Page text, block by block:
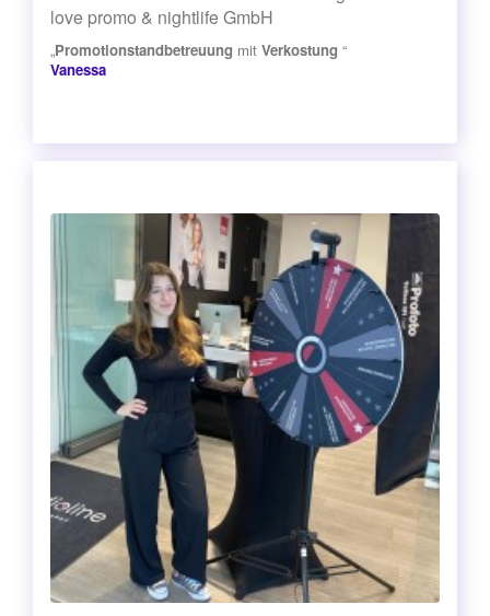
love promo & nightlife GmbH
„Promotionstandbetreuung mit Verkostung “
Vanessa